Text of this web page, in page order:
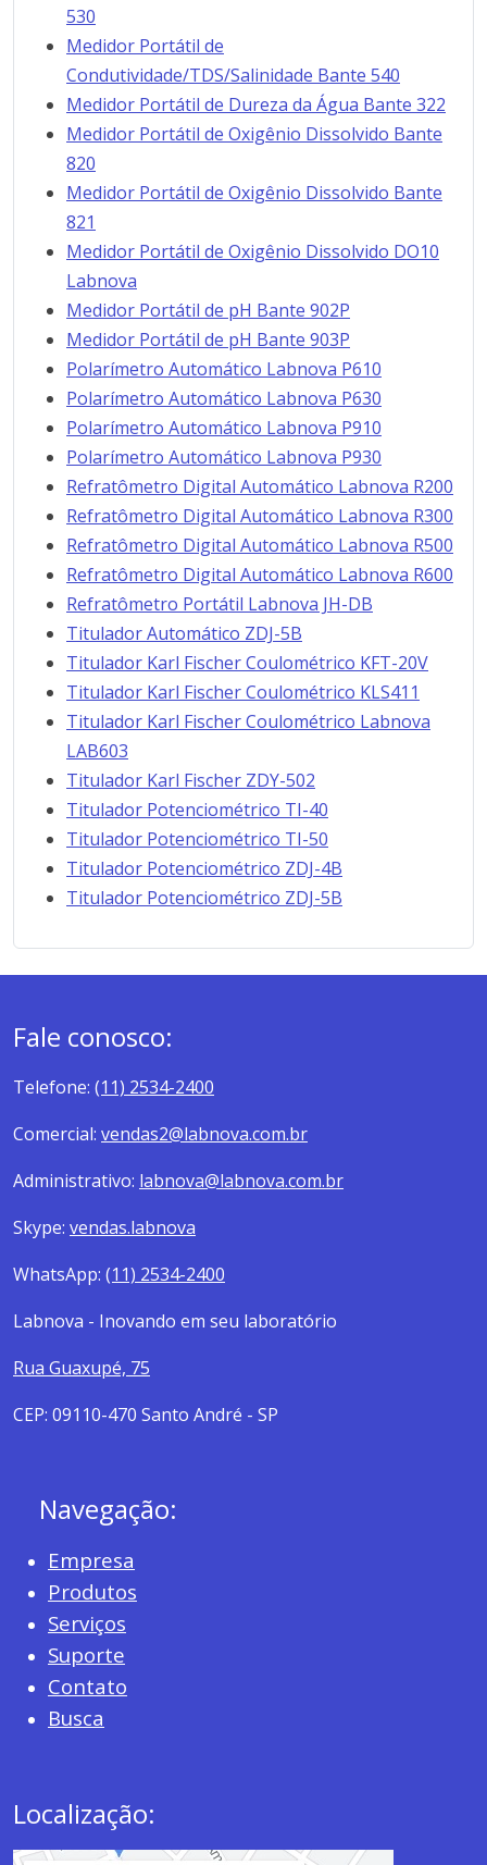
530
Medidor Portátil de
Condutividade/TDS/Salinidade Bante 540
Medidor Portátil de Dureza da Água Bante 322
Medidor Portátil de Oxigênio Dissolvido Bante
820
Medidor Portátil de Oxigênio Dissolvido Bante
821
Medidor Portátil de Oxigênio Dissolvido DO10
Labnova
Medidor Portátil de pH Bante 902P
Medidor Portátil de pH Bante 903P
Polarímetro Automático Labnova P610
Polarímetro Automático Labnova P630
Polarímetro Automático Labnova P910
Polarímetro Automático Labnova P930
Refratômetro Digital Automático Labnova R200
Refratômetro Digital Automático Labnova R300
Refratômetro Digital Automático Labnova R500
Refratômetro Digital Automático Labnova R600
Refratômetro Portátil Labnova JH-DB
Titulador Automático ZDJ-5B
Titulador Karl Fischer Coulométrico KFT-20V
Titulador Karl Fischer Coulométrico KLS411
Titulador Karl Fischer Coulométrico Labnova
LAB603
Titulador Karl Fischer ZDY-502
Titulador Potenciométrico TI-40
Titulador Potenciométrico TI-50
Titulador Potenciométrico ZDJ-4B
Titulador Potenciométrico ZDJ-5B
Fale conosco:
Telefone: (11) 2534-2400
Comercial: vendas2@labnova.com.br
Administrativo: labnova@labnova.com.br
Skype: vendas.labnova
WhatsApp: (11) 2534-2400
Labnova - Inovando em seu laboratório
Rua Guaxupé, 75
CEP: 09110-470 Santo André - SP
Navegação:
Empresa
Produtos
Serviços
Suporte
Contato
Busca
Localização: